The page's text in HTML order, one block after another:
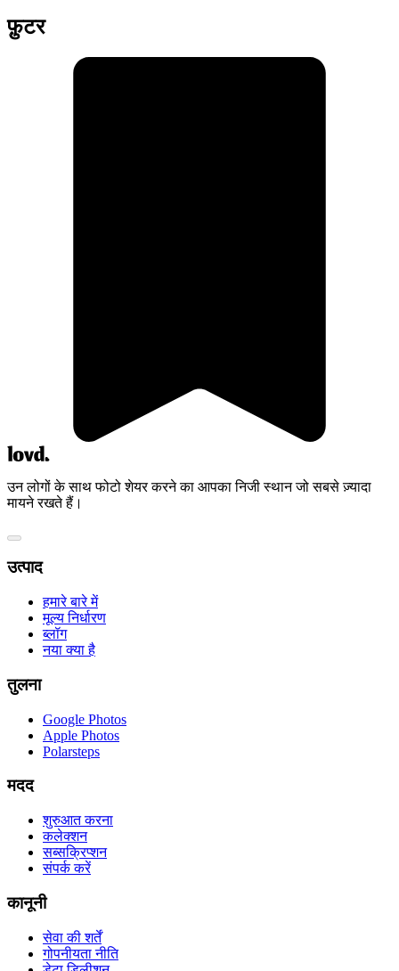
फ़ुटर
उन लोगों के साथ फोटो शेयर करने का आपका निजी स्थान जो सबसे ज़्यादा
मायने रखते हैं।
उत्पाद
हमारे बारे में
मूल्य निर्धारण
ब्लॉग
नया क्या है
तुलना
Google Photos
Apple Photos
Polarsteps
मदद
शुरुआत करना
कलेक्शन
सब्सक्रिप्शन
संपर्क करें
कानूनी
सेवा की शर्तें
गोपनीयता नीति